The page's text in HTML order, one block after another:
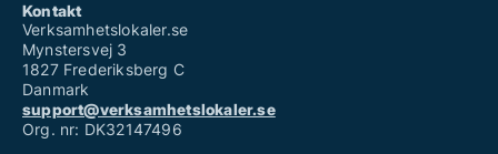
Kontakt
Verksamhetslokaler.se
Mynstersvej 3
1827 Frederiksberg C
Danmark
support@verksamhetslokaler.se
Org. nr: DK32147496